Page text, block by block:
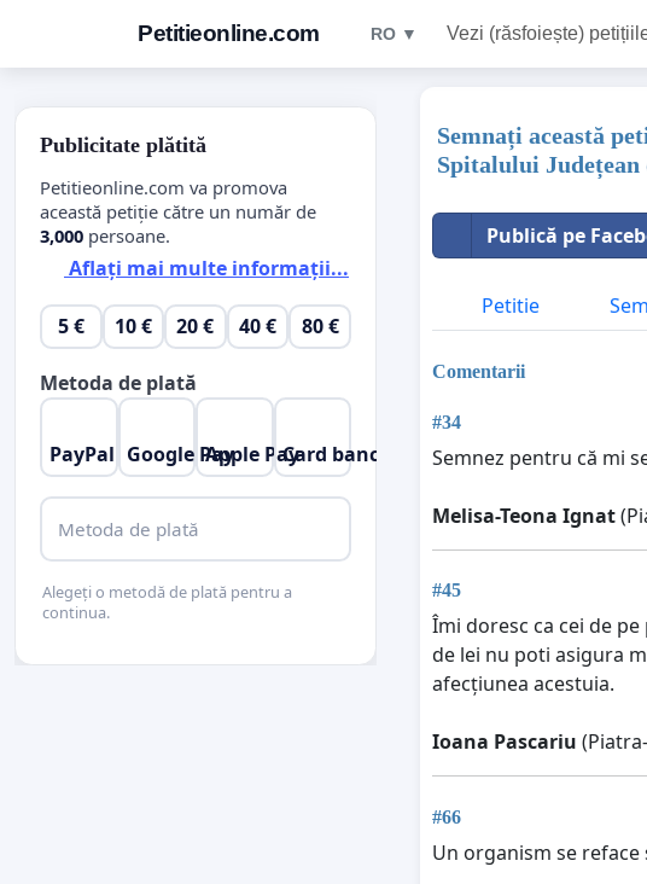
Petitieonline.com RO ▼ Vezi (răsfoiește)
Semnați această
Spitalului
Publică pe
Petitie
Comentarii
#34
Semnez pentru că mi
Melisa-Teona Ignat
#45
Îmi doresc ca cei de
de lei nu poti asigura
afecțiunea acestuia.
Ioana Pascariu
#66
Un organism se
Publicitate plătită
Petitieonline.com va promova
această petiție către un număr de
3,000 persoane.
Aflați mai multe informații...
5 € 10 € 20 € 40 € 80 €
Metoda de plată
PayPal Google PayApple PayCard bancar
Metoda de plată
Alegeți o metodă de plată pentru a
continua.